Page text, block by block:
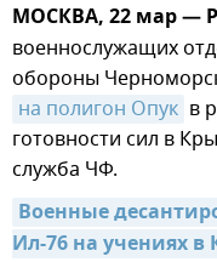
МОСКВА, 22 мар —
военнослужащих
обороны
на полигон Опук в
готовности сил в
служба ЧФ.
Военные
Ил-76 на учениях в